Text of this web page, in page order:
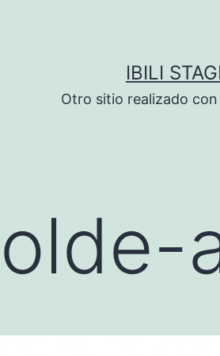
IBILI
Otro sitio realizado con